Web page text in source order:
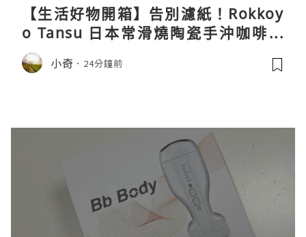
【生活好物開箱】告別濾紙！Rokkoy
o Tansu 日本常滑燒陶瓷手沖咖啡組
親身試用＆真實評價
小奇 24分鐘前